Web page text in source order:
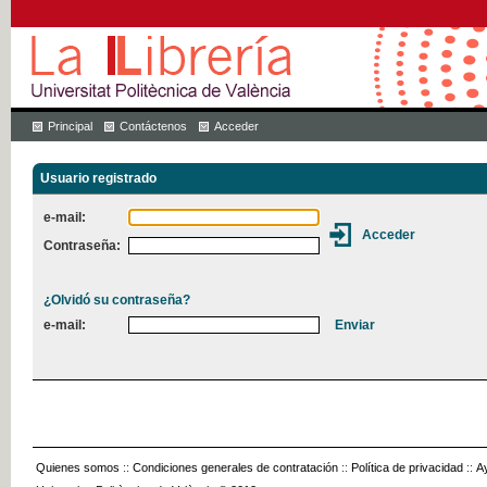
Principal Contáctenos Acceder
Usuario registrado
e-mail:
Contraseña:
¿Olvidó su contraseña?
e-mail:
Quienes somos :: Condiciones generales de contratación :: Política de privacidad ::